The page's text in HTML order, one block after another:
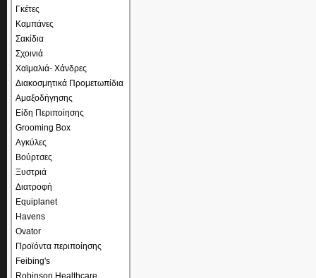
Γκέτες
Καμπάνες
Σακίδια
Σχοινιά
Χαϊμαλιά- Χάνδρες
Διακοσμητικά Προμετωπίδια
Αμαξοδήγησης
Είδη Περιποίησης
Grooming Box
Αγκύλες
Βούρτσες
Ξυστριά
Διατροφή
Equiplanet
Havens
Ovator
Προϊόντα περιποίησης
Feibing's
Robinson Healthcare